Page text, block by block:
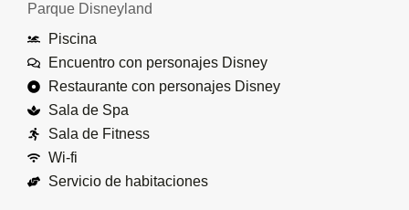
Parque Disneyland
Piscina
Encuentro con personajes Disney
Restaurante con personajes Disney
Sala de Spa
Sala de Fitness
Wi-fi
Servicio de habitaciones